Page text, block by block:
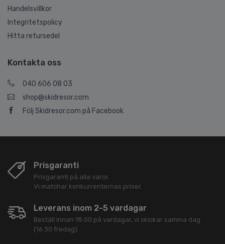
Handelsvillkor
Integritetspolicy
Hitta retursedel
Kontakta oss
040 606 08 03
shop@skidresor.com
Följ Skidresor.com på Facebook
Prisgaranti
Prisgaranti på alla varor.
Vi matchar konkurrenternas priser.
Leverans inom 2-5 vardagar
Beställ innan 18:00 på vardagar, vi skickar samma dag
(16:30 fredag).